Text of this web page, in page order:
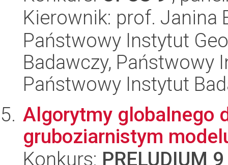
Kierownik: prof. Janina
Państwowy Instytut
Badawczy, Państwowy
Państwowy Instytut
Algorytmy globalnego
gruboziarnistym
Konkurs: PRELUDIUM 9